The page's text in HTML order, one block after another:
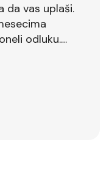
da vas uplaši.